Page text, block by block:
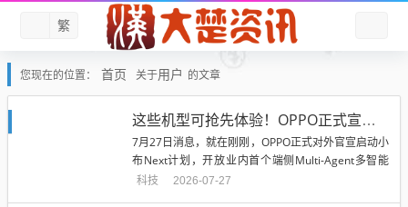
繁
您现在的位置： 首页 关于用户 的文章
这些机型可抢先体验！OPPO正式宣布启动首个端侧全域记忆系统：主动感知用户需求
7月27日消息，就在刚刚，OPPO正式对外官宣启动小
布Next计划，开放业内首个端侧Multi-Agent多智能
体系统的...
科技 2026-07-27